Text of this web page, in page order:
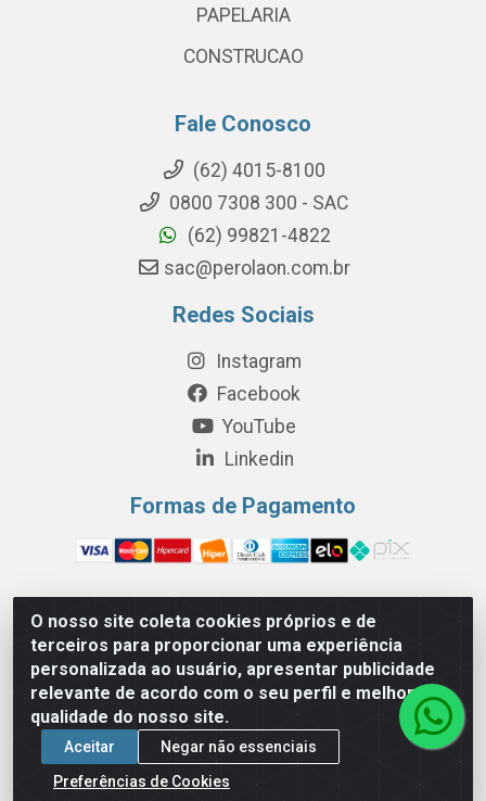
O nosso site coleta cookies próprios e de
terceiros para proporcionar uma experiência
personalizada ao usuário, apresentar publicidade
relevante de acordo com o seu perfil e melhorar a
qualidade do nosso site.
Aceitar
Negar não essenciais
Preferências de Cookies
PAPELARIA
CONSTRUCAO
Fale Conosco
(62) 4015-8100
0800 7308 300 - SAC
(62) 99821-4822
sac@perolaon.com.br
Redes Sociais
Instagram
Facebook
YouTube
Linkedin
Formas de Pagamento
Perola Distribuição e Logística S/A - Av. Anhanguera km 24 N°
200 Bloco 12-A -Jardim Jaraguá, São Paulo/SP - Cep 05.275-
000 - CNPJ 06.204.131/0001-77